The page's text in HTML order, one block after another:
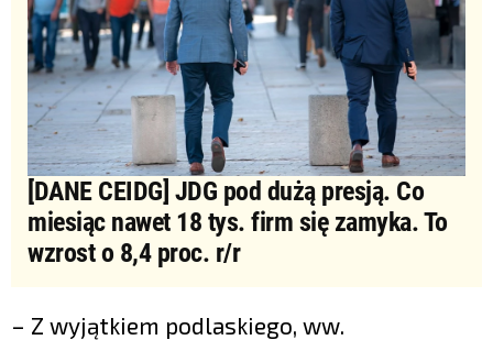
[DANE CEIDG] JDG pod dużą presją. Co
miesiąc nawet 18 tys. firm się zamyka. To
wzrost o 8,4 proc. r/r
– Z wyjątkiem podlaskiego, ww.